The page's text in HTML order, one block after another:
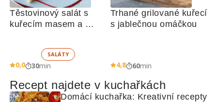
Těstovinový salát s
kuřecím masem a
SALÁTY
0,0 30min
Trhané grilované kuřecí
s jablečnou omáčkou
4,8 60min
Recept najdete v kuchařkách
Domácí kuchařka: Kreativní recepty